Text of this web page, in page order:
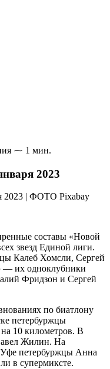
⁓ 1 мин.
2023
составы «Новой
звезд Единой лиги.
Калеб Хомсли, Сергей
— их одноклубники
Фридзон и Сергей
по биатлону
петербуржцы
10 километров. В
Жилин. На
Уфе петербуржцы Анна
в супермиксте.